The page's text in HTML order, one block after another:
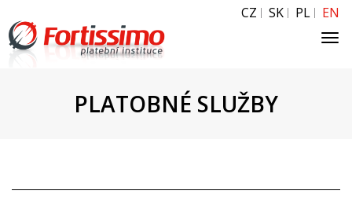
CZ SK PL EN
PLATOBNÉ SLUŽBY